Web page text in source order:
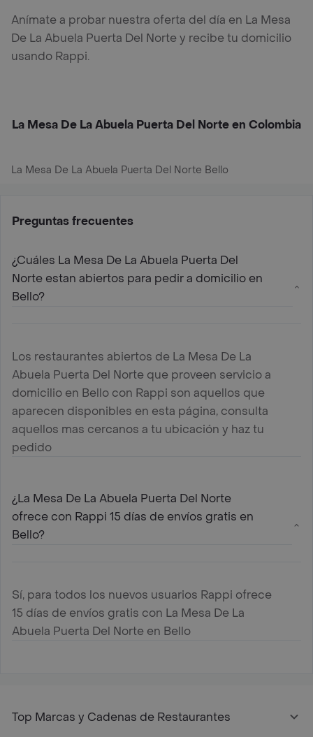
Anímate a probar nuestra oferta del día en La Mesa
De La Abuela Puerta Del Norte y recibe tu domicilio
usando Rappi.
La Mesa De La Abuela Puerta Del Norte en Colombia
La Mesa De La Abuela Puerta Del Norte Bello
Preguntas frecuentes
¿Cuáles La Mesa De La Abuela Puerta Del
Norte estan abiertos para pedir a domicilio en
Bello?
Los restaurantes abiertos de La Mesa De La
Abuela Puerta Del Norte que proveen servicio a
domicilio en Bello con Rappi son aquellos que
aparecen disponibles en esta página, consulta
aquellos mas cercanos a tu ubicación y haz tu
pedido
¿La Mesa De La Abuela Puerta Del Norte
ofrece con Rappi 15 días de envíos gratis en
Bello?
Sí, para todos los nuevos usuarios Rappi ofrece
15 días de envíos gratis con La Mesa De La
Abuela Puerta Del Norte en Bello
Top Marcas y Cadenas de Restaurantes